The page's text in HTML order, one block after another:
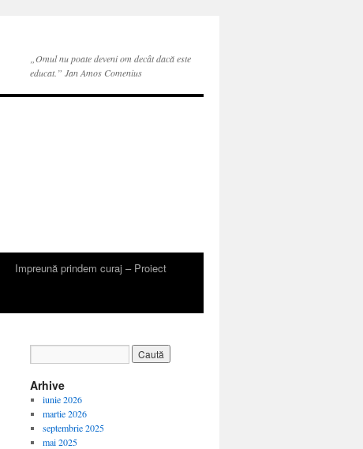
„Omul nu poate deveni om decât dacă este
educat.” Jan Amos Comenius
Impreună prindem curaj – Proiect
Arhive
iunie 2026
martie 2026
septembrie 2025
mai 2025